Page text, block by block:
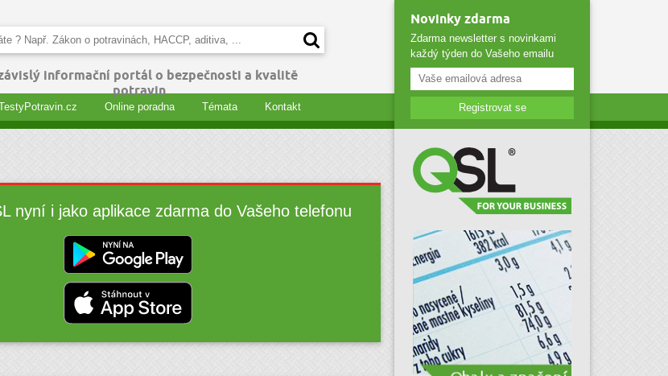
informační portál o bezpečnosti a kvalitě
potravin
Online poradna Témata Kontakt
nyní i jako aplikace zdarma do Vašeho telefonu
Novinky zdarma
Zdarma newsletter s novinkami
každý týden do Vašeho emailu
Registrovat se